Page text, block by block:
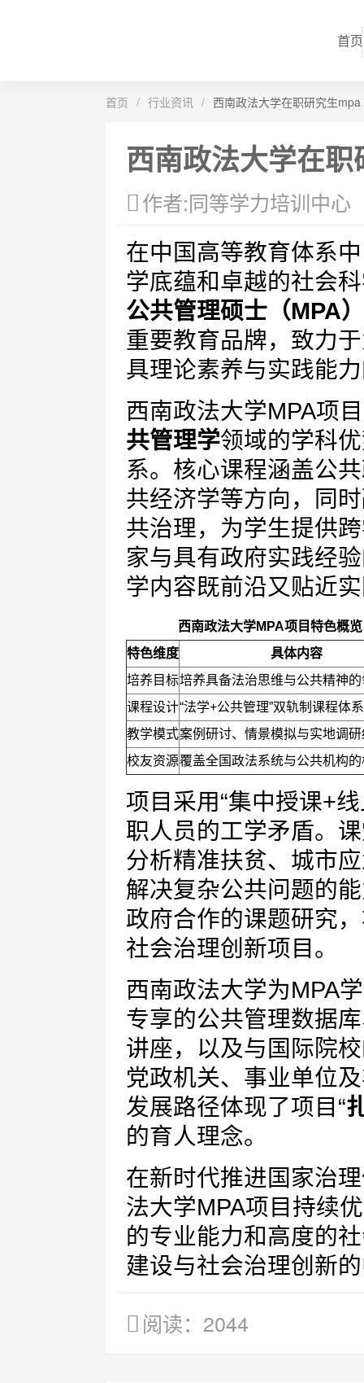
首页
首页 / 行业资讯 / 西南政法大学在职研究生mpa
西南政法大学在
作者:同等学力培训中心
在中国高等教育体系
学底蕴和卓越的社会
公共管理硕士（MPA
重要教育品牌，致力
具理论素养与实践能
西南政法大学MPA项
共管理学领域的学科
系。核心课程涵盖公
共经济学等方向，同
共治理，为学生提供
家与具有政府实践经
学内容既前沿又贴近
西南政法大学MPA项目特色概览
特色维度
具体内容
培养目标培养具备法治思维与公共精神
课程设计“法学+公共管理”双轨制课程体系
教学模式案例研讨、情景模拟与实地调
校友资源覆盖全国政法系统与公共机构
项目采用“集中授课+
职人员的工学矛盾。
分析精准扶贫、城市
解决复杂公共问题的
政府合作的课题研究
社会治理创新项目。
西南政法大学为MPA
专享的公共管理数据
讲座，以及与国际院
党政机关、事业单位
发展路径体现了项目“
的育人理念。
在新时代推进国家治
法大学MPA项目持续
的专业能力和高度的
建设与社会治理创新
阅读：2044